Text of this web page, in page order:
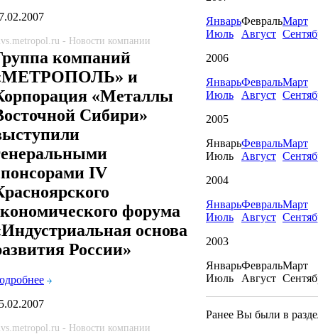
- Новости компании
компаний
и
«Металлы
Сибири»
IV
форума
основа
России»
- Новости компании
ЯнварьФевральМарт
Июль
Август
2006
ЯнварьФевральМарт
Июль
Август
2005
ЯнварьФевральМарт
Июль
Август
2004
ЯнварьФевральМарт
Июль
Август
2003
ЯнварьФевральМарт
Июль
Август
Ранее Вы были в